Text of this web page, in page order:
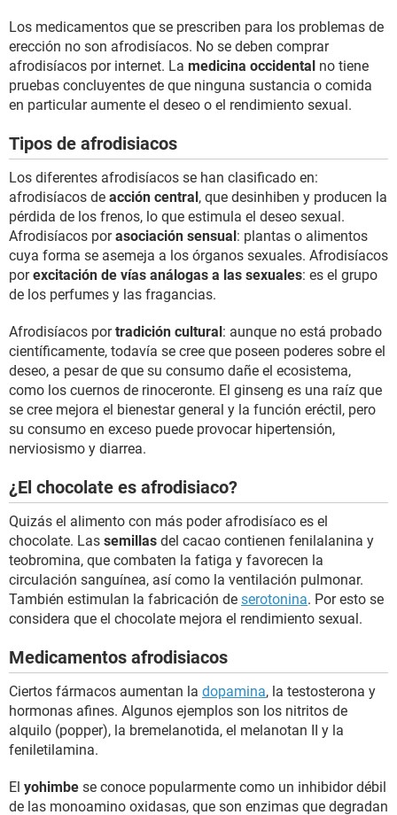
Los medicamentos que se prescriben para los problemas de
erección no son afrodisíacos. No se deben comprar
afrodisíacos por internet. La medicina occidental no tiene
pruebas concluyentes de que ninguna sustancia o comida
en particular aumente el deseo o el rendimiento sexual.
Tipos de afrodisiacos
Los diferentes afrodisíacos se han clasificado en:
afrodisíacos de acción central, que desinhiben y producen la
pérdida de los frenos, lo que estimula el deseo sexual.
Afrodisíacos porasociación sensual: plantas o alimentos
cuya forma se asemeja a los órganos sexuales. Afrodisíacos
porexcitación de vías análogas a las sexuales: es el grupo
de los perfumes y las fragancias.
Afrodisíacos portradición cultural: aunque no está probado
científicamente, todavía se cree que poseen poderes sobre el
deseo, a pesar de que su consumo dañe el ecosistema,
como los cuernos de rinoceronte. El ginseng es una raíz que
se cree mejora el bienestar general y la función eréctil, pero
su consumo en exceso puede provocar hipertensión,
nerviosismo y diarrea.
¿El chocolate es afrodisiaco?
Quizás el alimento con más poder afrodisíaco es el
chocolate. Las semillas del cacao contienen fenilalanina y
teobromina, que combaten la fatiga y favorecen la
circulación sanguínea, así como la ventilación pulmonar.
También estimulan la fabricación de serotonina. Por esto se
considera que el chocolate mejora el rendimiento sexual.
Medicamentos afrodisiacos
Ciertos fármacos aumentan la dopamina, la testosterona y
hormonas afines. Algunos ejemplos son los nitritos de
alquilo (popper), la bremelanotida, el melanotan II y la
feniletilamina.
El yohimbe se conoce popularmente como un inhibidor débil
de las monoamino oxidasas, que son enzimas que degradan